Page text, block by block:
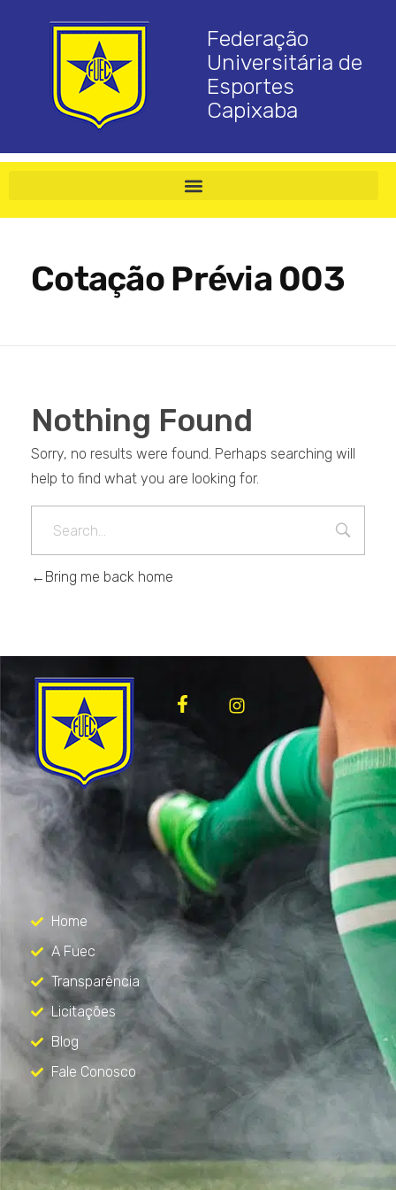
Federação
Universitária de
Esportes
Capixaba
Cotação Prévia 003
Nothing Found
Sorry, no results were found. Perhaps searching will
help to find what you are looking for.
Bring me back home
FUEC
Só mais um site WordPress
Menu
Home
A Fuec
Transparência
Licitações
Blog
Fale Conosco
Contato